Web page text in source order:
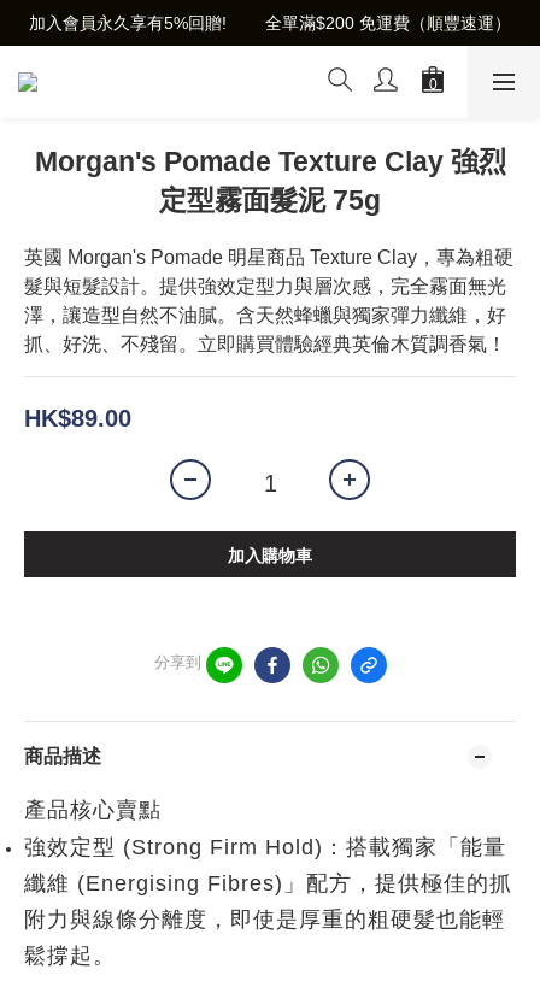
加入會員永久享有5%回贈!        全單滿$200 免運費（順豐速運）
Morgan's Pomade Texture Clay 強烈
定型霧面髮泥 75g
英國 Morgan's Pomade 明星商品 Texture Clay，專為粗硬
髮與短髮設計。提供強效定型力與層次感，完全霧面無光
澤，讓造型自然不油膩。含天然蜂蠟與獨家彈力纖維，好
抓、好洗、不殘留。立即購買體驗經典英倫木質調香氣！
HK$89.00
加入購物車
分享到
商品描述
產品核心賣點
強效定型 (Strong Firm Hold) ：搭載獨家「能量
纖維 (Energising Fibres)」配方，提供極佳的抓
附力與線條分離度，即使是厚重的粗硬髮也能輕
鬆撐起。